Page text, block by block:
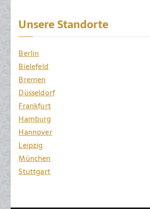
Unsere Standorte
Berlin
Bielefeld
Bremen
Düsseldorf
Frankfurt
Hamburg
Hannover
Leipzig
München
Stuttgart